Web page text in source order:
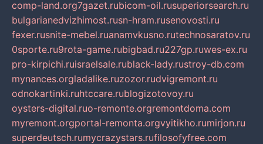
comp-land.org7gazet.rubicom-oil.rusuperiorsearch.ru
bulgarianedvizhimost.rusn-hram.rusenovosti.ru
fexer.rusnite-mebel.ruanamvkusno.rutechnosaratov.ru
0sporte.ru9rota-game.rubigbad.ru227gp.ruwes-ex.ru
pro-kirpichi.ruisraelsale.rublack-lady.rustroy-db.com
mynances.orgladalike.ruzozor.rudvigremont.ru
odnokartinki.ruhtccare.rublogizotovoy.ru
oysters-digital.ruo-remonte.orgremontdoma.com
myremont.orgportal-remonta.orgvyitikho.rumirjon.ru
superdeutsch.rumycrazystars.rufilosofyfree.com